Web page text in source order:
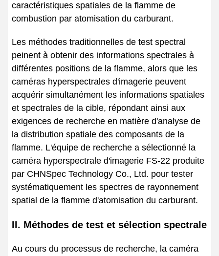
caractéristiques spatiales de la flamme de
combustion par atomisation du carburant.
Les méthodes traditionnelles de test spectral
peinent à obtenir des informations spectrales à
différentes positions de la flamme, alors que les
caméras hyperspectrales d'imagerie peuvent
acquérir simultanément les informations spatiales
et spectrales de la cible, répondant ainsi aux
exigences de recherche en matière d'analyse de
la distribution spatiale des composants de la
flamme. L'équipe de recherche a sélectionné la
caméra hyperspectrale d'imagerie FS-22 produite
par CHNSpec Technology Co., Ltd. pour tester
systématiquement les spectres de rayonnement
spatial de la flamme d'atomisation du carburant.
II. Méthodes de test et sélection spectrale
Au cours du processus de recherche, la caméra